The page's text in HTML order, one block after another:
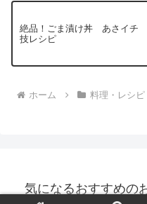
絶品！ごま漬け丼 あさイチ
技レシピ
ホーム 料理・レシピ
気になるおすすめの